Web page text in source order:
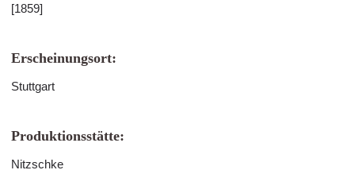
[1859]
Erscheinungsort:
Stuttgart
Produktionsstätte:
Nitzschke